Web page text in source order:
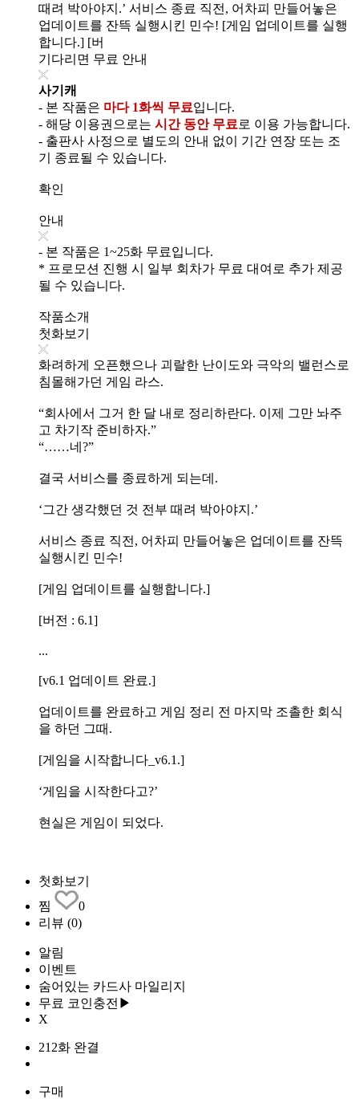
때려 박아야지.’ 서비스 종료 직전, 어차피 만들어놓은
업데이트를 잔뜩 실행시킨 민수! [게임 업데이트를 실행
합니다.] [버
기다리면 무료 안내
사기캐
- 본 작품은 마다 1화씩 무료입니다.
- 해당 이용권으로는 시간 동안 무료 로 이용 가능합니다.
- 출판사 사정으로 별도의 안내 없이 기간 연장 또는 조
기 종료될 수 있습니다.
확인
안내
- 본 작품은 1~25화 무료입니다.
* 프로모션 진행 시 일부 회차가 무료 대여로 추가 제공
될 수 있습니다.
작품소개
첫화보기
화려하게 오픈했으나 괴랄한 난이도와 극악의 밸런스로
침몰해가던 게임 라스.
“회사에서 그거 한 달 내로 정리하란다. 이제 그만 놔주
고 차기작 준비하자.”
“……네?”
결국 서비스를 종료하게 되는데.
‘그간 생각했던 것 전부 때려 박아야지.’
서비스 종료 직전, 어차피 만들어놓은 업데이트를 잔뜩
실행시킨 민수!
[게임 업데이트를 실행합니다.]
[버전 : 6.1]
...
[v6.1 업데이트 완료.]
업데이트를 완료하고 게임 정리 전 마지막 조촐한 회식
을 하던 그때.
[게임을 시작합니다_v6.1.]
‘게임을 시작한다고?’
현실은 게임이 되었다.
첫화보기
찜
0
리뷰 (0)
알림
이벤트
숨어있는 카드사 마일리지
무료 코인충전▶
X
212화 완결
구매